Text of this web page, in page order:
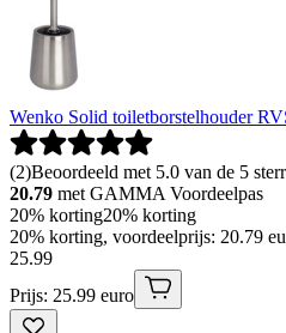
Wenko Solid toiletborstelhouder
(2)Beoordeeld met 5.0 van de 5
20.79 met GAMMA Voordeelpas
20% korting20% korting
20% korting, voordeelprijs: 20.79
25.99
Prijs: 25.99 euro